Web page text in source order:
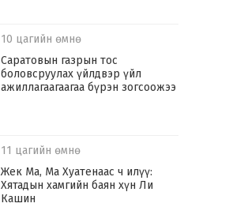
10 цагийн өмнө
Саратовын газрын тос
боловсруулах үйлдвэр үйл
ажиллагаагаагаа бүрэн зогсоожээ
11 цагийн өмнө
Жек Ма, Ма Хуатенаас ч илүү:
Хятадын хамгийн баян хүн Ли
Кашин